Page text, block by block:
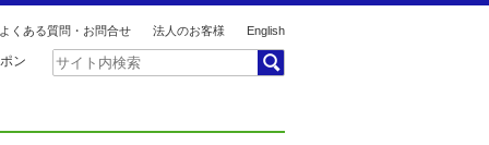
よくある質問・お問合せ 法人のお客様 English
ン